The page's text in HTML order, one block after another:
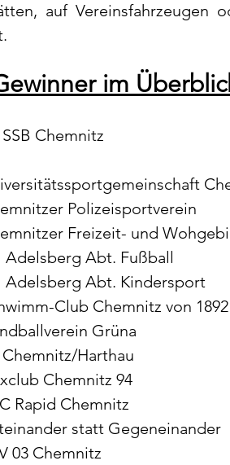
auf Vereinsfahrzeugen
im
Chemnitz
Polizeisportverein
Freizeit- und
Adelsberg Abt. Fußball
Adelsberg Abt. Kindersport
Club Chemnitz von 1892
Grüna
Chemnitz/Harthau
Chemnitz 94
Rapid Chemnitz
statt Gegeneinander
03 Chemnitz